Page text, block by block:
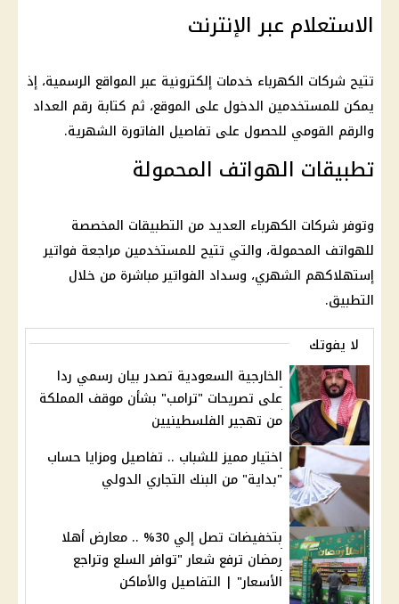
الاستعلام عبر الإنترنت
تتيح شركات الكهرباء خدمات إلكترونية عبر المواقع الرسمية، إذ
يمكن للمستخدمين الدخول على الموقع، ثم كتابة رقم العداد
والرقم القومي للحصول على تفاصيل الفاتورة الشهرية.
تطبيقات الهواتف المحمولة
وتوفر شركات الكهرباء العديد من التطبيقات المخصصة
للهواتف المحمولة، والتي تتيح للمستخدمين مراجعة فواتير
إستهلاكهم الشهري، وسداد الفواتير مباشرة من خلال
التطبيق.
لا يفوتك
الخارجية السعودية تصدر بيان رسمي ردا
على تصريحات "ترامب" بشأن موقف المملكة
من تهجير الفلسطينيين
اختيار مميز للشباب .. تفاصيل ومزايا حساب
"بداية" من البنك التجاري الدولي
بتخفيضات تصل إلي 30% .. معارض أهلا
رمضان ترفع شعار "توافر السلع وتراجع
الأسعار" | التفاصيل والأماكن